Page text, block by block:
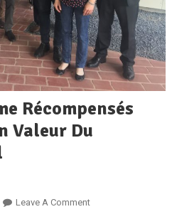
Récompensés
Valeur Du
Leave A CommentOn